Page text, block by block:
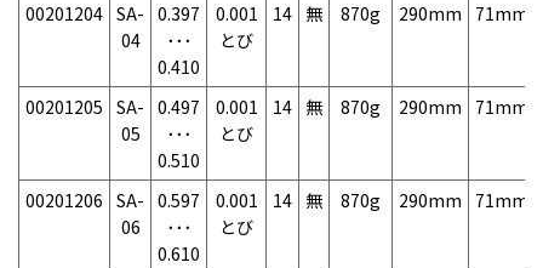
00201204 SA-
04
0.397
･･･
0.410
0.001
とび
14 無 870g 290mm 71mm
00201205 SA-
05
0.497
･･･
0.510
0.001
とび
14 無 870g 290mm 71mm
00201206 SA-
06
0.597
･･･
0.610
0.001
とび
14 無 870g 290mm 71mm